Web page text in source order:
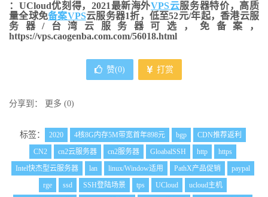
：UCloud优刻得，2021最新海外VPS云服务器特价，高质
量全球免备案VPS云服务器1折，低至52元/年起，香港云服
务器/台湾云服务器可选，免备案，
https://vps.caogenba.com.com/56018.html
赞(0) 打赏
分享到： 更多 (0)
标签： 2020 4核8G内存5M带宽首年898元 bgp
CDN推荐返利
CN2
cn2云服务器 cn2服务器 GloabalSSH http
https
Intel快杰型云服务器
lan linux/Window适用 PathX产品促销
paypal
rge
ssd SSH登陆场景 tps UCloud
ucloud主机